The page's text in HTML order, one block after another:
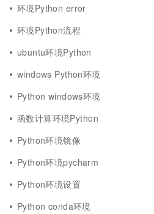
环境Python error
环境Python流程
ubuntu环境Python
windows Python环境
Python windows环境
函数计算环境Python
Python环境镜像
Python环境pycharm
Python环境设置
Python conda环境